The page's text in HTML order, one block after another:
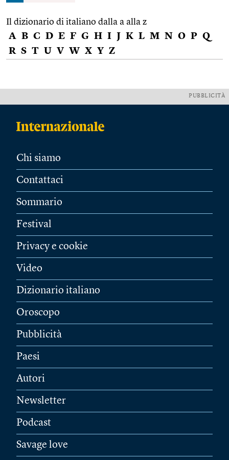
Il dizionario di italiano dalla a alla z
A B C D E F G H I J K L M N O P Q
R S T U V W X Y Z
PUBBLICITÀ
Chi siamo
Contattaci
Sommario
Festival
Privacy e cookie
Video
Dizionario italiano
Oroscopo
Pubblicità
Paesi
Autori
Newsletter
Podcast
Savage love